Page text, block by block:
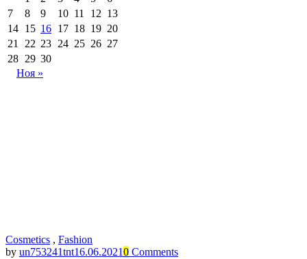
7
8 9 10 11 12 13
14 15 16 17 18 19 20
21
22 23 24 25 26 27
28 29 30
Ноя »
Cosmetics , Fashion
by un753241tnt16.06.20210 Comments